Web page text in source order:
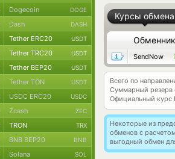
Курсы обмена
Обменник
SendNow
Всего по
Суммарный резерв
Официальный курс
Некоторые из
обменов с
выгодный обмен
Dogecoin DOGE
Dash DASH
Tether ERC20 USDT
Tether TRC20 USDT
Tether BEP20 USDT
Tether TON USDT
USDC ERC20 USDC
Zcash ZEC
TRON TRX
BNB BEP20 BNB
Solana SOL